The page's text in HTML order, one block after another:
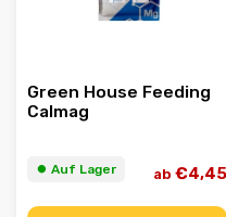
Green House Feeding
Calmag
⏺︎ Auf Lager ab €4,45